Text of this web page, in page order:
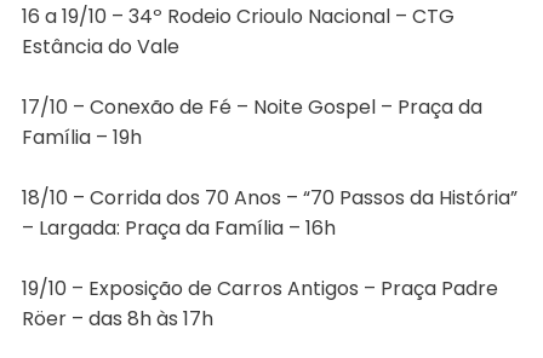
16 a 19/10 – 34º Rodeio Crioulo Nacional – CTG
Estância do Vale
17/10 – Conexão de Fé – Noite Gospel – Praça da
Família – 19h
18/10 – Corrida dos 70 Anos – “70 Passos da História”
– Largada: Praça da Família – 16h
19/10 – Exposição de Carros Antigos – Praça Padre
Röer – das 8h às 17h